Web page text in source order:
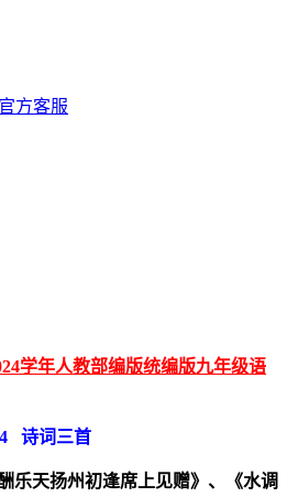
方客服
学年人教部编版统编版九年级语
诗词三首
乐天扬州初逢席上见赠》、《水调